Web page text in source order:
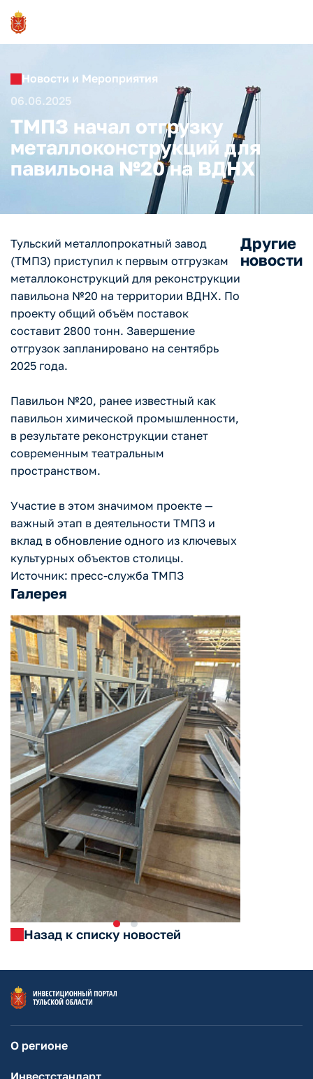
Новости и Мероприятия
06.06.2025
ТМПЗ начал отгрузку
металлоконструкций для
павильона №20 на ВДНХ
Тульский металлопрокатный завод
(ТМПЗ) приступил к первым отгрузкам
металлоконструкций для реконструкции
павильона №20 на территории ВДНХ. По
проекту общий объём поставок
составит 2800 тонн. Завершение
отгрузок запланировано на сентябрь
2025 года.
Павильон №20, ранее известный как
павильон химической промышленности,
в результате реконструкции станет
современным театральным
пространством.
Участие в этом значимом проекте —
важный этап в деятельности ТМПЗ и
вклад в обновление одного из ключевых
культурных объектов столицы.
Источник: пресс-служба ТМПЗ
Галерея
Назад к списку новостей
Другие
новости
О регионе
Инвестстандарт